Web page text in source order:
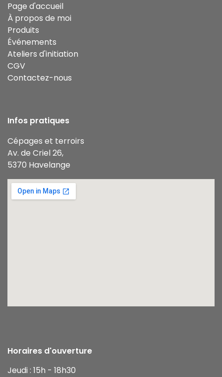
Page d'accueil
À propos de moi
Produits
Événements
Ateliers d'initiation
CGV
Contactez-nous
Infos pratiques
Cépages et terroirs
Av. de Criel 26,
5370 Havelange
Horaires d'ouverture
Jeudi : 15h - 18h30